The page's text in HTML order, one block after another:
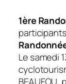
1ère
Le samedi